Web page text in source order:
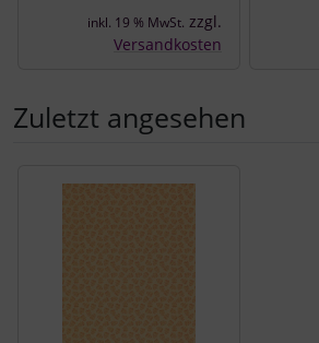
inkl. 19 % MwSt. zzgl.
Versandkosten
Zuletzt angesehen